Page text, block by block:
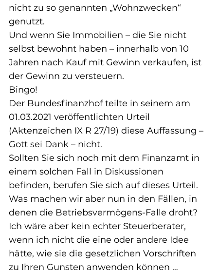
nicht zu so genannten „Wohnzwecken“
genutzt.
Und wenn Sie Immobilien – die Sie nicht
selbst bewohnt haben – innerhalb von 10
Jahren nach Kauf mit Gewinn verkaufen, ist
der Gewinn zu versteuern.
Bingo!
Der Bundesfinanzhof teilte in seinem am
01.03.2021 veröffentlichten Urteil
(Aktenzeichen IX R 27/19) diese Auffassung –
Gott sei Dank – nicht.
Sollten Sie sich noch mit dem Finanzamt in
einem solchen Fall in Diskussionen
befinden, berufen Sie sich auf dieses Urteil.
Was machen wir aber nun in den Fällen, in
denen die Betriebsvermögens-Falle droht?
Ich wäre aber kein echter Steuerberater,
wenn ich nicht die eine oder andere Idee
hätte, wie sie die gesetzlichen Vorschriften
zu Ihren Gunsten anwenden können …